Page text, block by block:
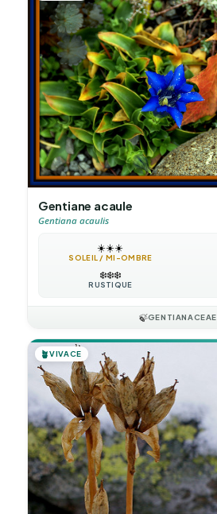
Gentiane acaule
Gentiana acaulis
☀️☀️☀️
SOLEIL / MI-OMBRE
❄️❄️❄️
RUSTIQUE
🍃GENTIANACEAE
🪴VIVACE